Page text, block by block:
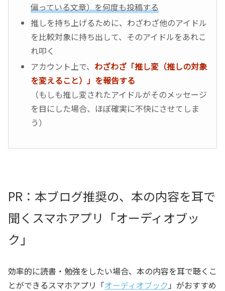
偏っている文章）を何度も投稿する
推しを持ち上げるために、わざわざ他のアイドル
を比較対象に持ち出して、そのアイドルをあれこ
れ叩く
アカウント上で、 わざわざ「推し変（推しの対象
を変えること）」を報告する
（もしも推し変されたアイドルがそのメッセージ
を目にした場合、ほぼ確実に不快にさせてしま
う）
PR：本ブログ推奨の、本の内容を耳で
聞くスマホアプリ「オーディオブッ
ク」
効率的に読書・勉強をしたい場合、本の内容を耳で聴くこ
とができるスマホアプリ「オーディオブック 」がおすすめ